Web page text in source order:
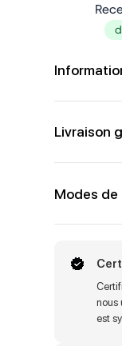
Livraison
Modes de
nous
est